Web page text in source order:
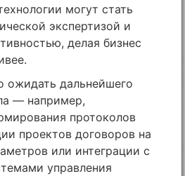
могут стать
экспертизой и
делая бизнес
ожидать дальнейшего
— например,
протоколов
проектов договоров на
или интеграции с
управления